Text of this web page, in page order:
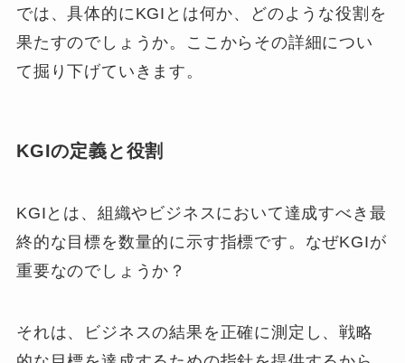
では、具体的にKGIとは何か、どのような役割を
果たすのでしょうか。ここからその詳細につい
て掘り下げていきます。
KGIの定義と役割
KGIとは、組織やビジネスにおいて達成すべき最
終的な目標を数量的に示す指標です。なぜKGIが
重要なのでしょうか？
それは、ビジネスの結果を正確に測定し、戦略